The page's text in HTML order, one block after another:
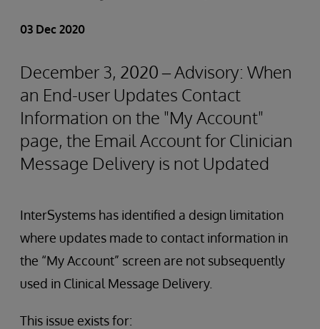
03 Dec 2020
December 3, 2020 – Advisory: When
an End-user Updates Contact
Information on the "My Account"
page, the Email Account for Clinician
Message Delivery is not Updated
InterSystems has identified a design limitation
where updates made to contact information in
the “My Account” screen are not subsequently
used in Clinical Message Delivery.
This issue exists for: